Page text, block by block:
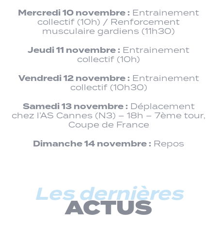
Mercredi 10 novembre : Entrainement
collectif (10h) / Renforcement
musculaire gardiens (11h30)
Jeudi 11 novembre : Entrainement
collectif (10h)
Vendredi 12 novembre :Entrainement
collectif (10h30)
Samedi 13 novembre :Déplacement
chez l’AS Cannes (N3) – 18h – 7ème tour,
Coupe de France
Dimanche 14 novembre : Repos
Les dernières
ACTUS